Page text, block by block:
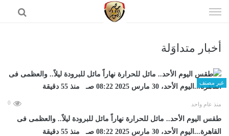
الى
أخبار متداوَلة
غير مصنف
منذ عام واحد 0
طقس اليوم الأحد.. مائل للحرارة نهاراً مائل للبرودة ليلاً.. والعظمى فى
القاهرة...اليوم الأحد، 30 مارس 2025 08:22 صـ منذ 55 دقيقة